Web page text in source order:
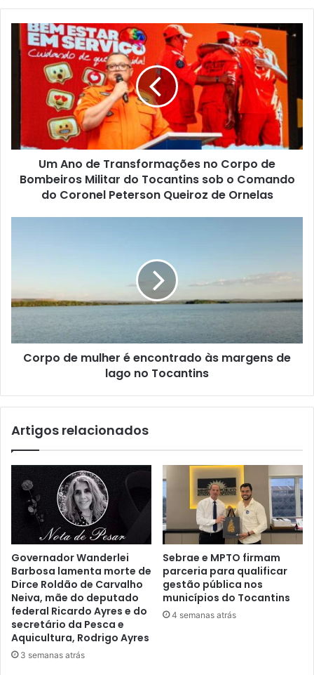
b
s
i
t
e
Um Ano de Transformações no Corpo de
Bombeiros Militar do Tocantins sob o Comando
do Coronel Peterson Queiroz de Ornelas
Corpo de mulher é encontrado às margens de
lago no Tocantins
Artigos relacionados
Governador Wanderlei
Barbosa lamenta morte de
Dirce Roldão de Carvalho
Neiva, mãe do deputado
federal Ricardo Ayres e do
secretário da Pesca e
Aquicultura, Rodrigo Ayres
3 semanas atrás
Sebrae e MPTO firmam
parceria para qualificar
gestão pública nos
municípios do Tocantins
4 semanas atrás